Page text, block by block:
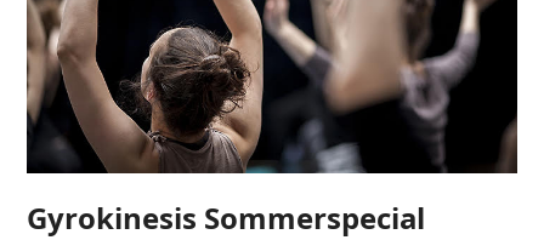
Gyrokinesis Sommerspecial